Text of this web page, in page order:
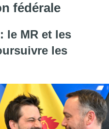
fédérale
le MR et les
les